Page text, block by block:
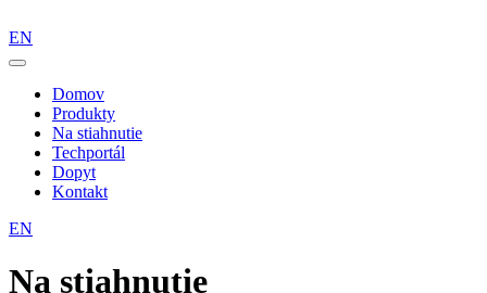
EN
Domov
Produkty
Na stiahnutie
Techportál
Dopyt
Kontakt
EN
Na stiahnutie